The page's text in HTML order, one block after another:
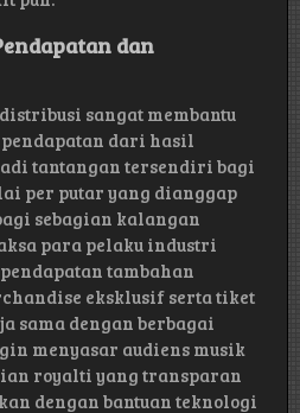
dan
sangat membantu
dari hasil
tantangan tersendiri bagi
per putar yang dianggap
sebagian kalangan
para pelaku industri
tambahan
eksklusif serta tiket
sama dengan berbagai
menyasar audiens musik
royalti yang transparan
dengan bantuan teknologi